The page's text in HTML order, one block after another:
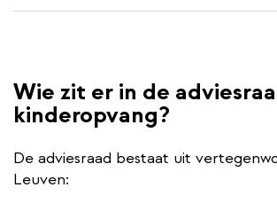
Wie zit er in de
kinderopvang?
De adviesraad bestaat uit
Leuven: